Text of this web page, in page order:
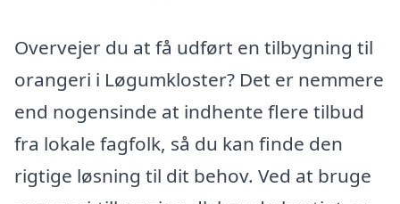
Overvejer du at få udført en tilbygning til
orangeri i Løgumkloster? Det er nemmere
end nogensinde at indhente flere tilbud
fra lokale fagfolk, så du kan finde den
rigtige løsning til dit behov. Ved at bruge